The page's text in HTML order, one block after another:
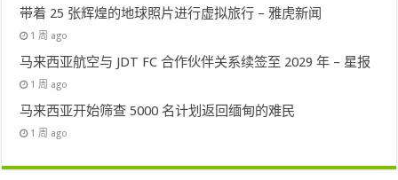
带着 25 张辉煌的地球照片进行虚拟旅行 – 雅虎新闻
1 周 ago
马来西亚航空与 JDT FC 合作伙伴关系续签至 2029 年 – 星报
1 周 ago
马来西亚开始筛查 5000 名计划返回缅甸的难民
1 周 ago